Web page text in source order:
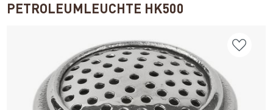
PETROLEUMLEUCHTE HK500